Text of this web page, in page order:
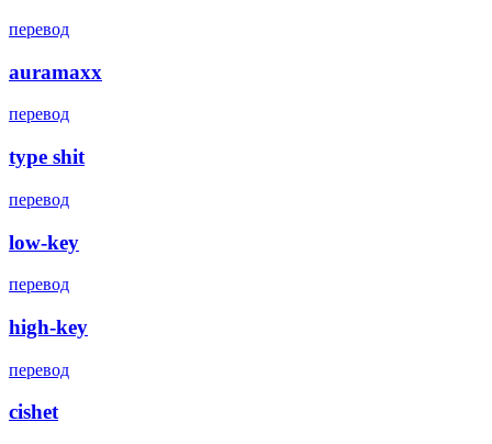
перевод
auramaxx
перевод
type shit
перевод
low-key
перевод
high-key
перевод
cishet